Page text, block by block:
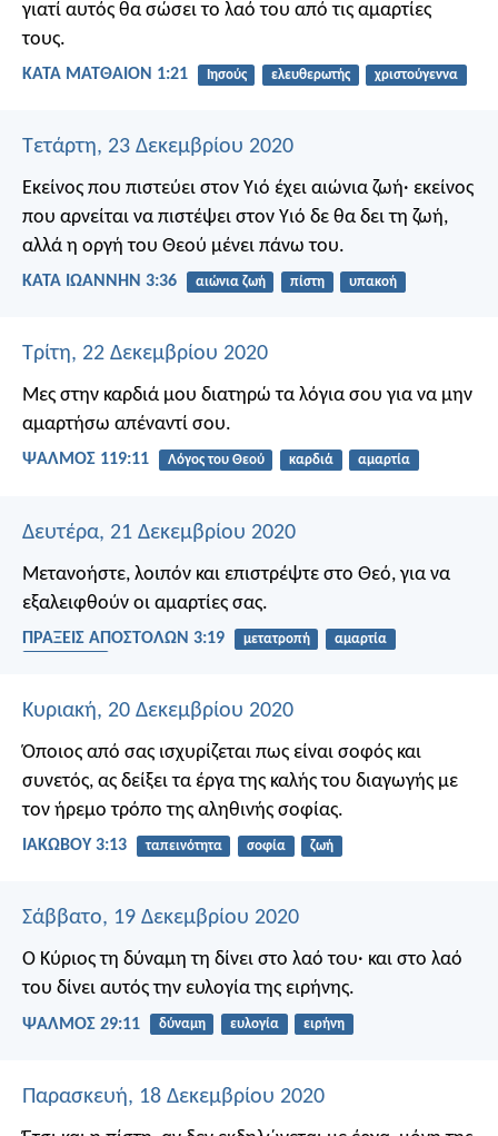
γιατί αυτός θα σώσει το λαό του από τις αμαρτίες
τους.
ΚΑΤΑ ΜΑΤΘΑΙΟΝ 1:21 Ιησούς ελευθερωτής χριστούγεννα
Τετάρτη, 23 Δεκεμβρίου 2020
Εκείνος που πιστεύει στον Υιό έχει αιώνια ζωή· εκείνος
που αρνείται να πιστέψει στον Υιό δε θα δει τη ζωή,
αλλά η οργή του Θεού μένει πάνω του.
ΚΑΤΑ ΙΩΑΝΝΗΝ 3:36 αιώνια ζωή πίστη υπακοή
Τρίτη, 22 Δεκεμβρίου 2020
Μες στην καρδιά μου διατηρώ τα λόγια σου για να μην
αμαρτήσω απέναντί σου.
ΨΑΛΜΌΣ 119:11 Λόγος του Θεού καρδιά αμαρτία
Δευτέρα, 21 Δεκεμβρίου 2020
Μετανοήστε, λοιπόν και επιστρέψτε στο Θεό, για να
εξαλειφθούν οι αμαρτίες σας.
ΠΡΑΞΕΙΣ ΑΠΟΣΤΟΛΩΝ 3:19 μετατροπή
αμαρτία
Κυριακή, 20 Δεκεμβρίου 2020
Όποιος από σας ισχυρίζεται πως είναι σοφός και
συνετός, ας δείξει τα έργα της καλής του διαγωγής με
τον ήρεμο τρόπο της αληθινής σοφίας.
ΙΑΚΩΒΟΥ 3:13 ταπεινότητα σοφία ζωή
Σάββατο, 19 Δεκεμβρίου 2020
Ο Κύριος τη δύναμη τη δίνει στο λαό του· και στο λαό
του δίνει αυτόςτην ευλογία της ειρήνης.
ΨΑΛΜΌΣ 29:11 δύναμη ευλογία ειρήνη
Παρασκευή, 18 Δεκεμβρίου 2020